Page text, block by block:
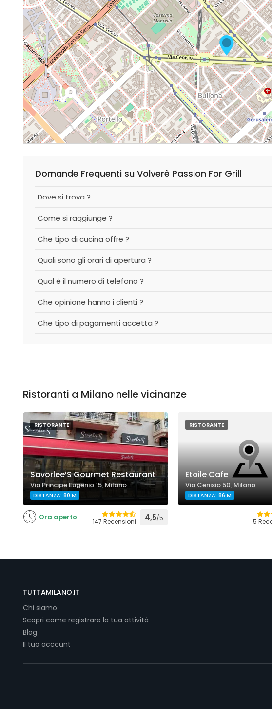
Domande Frequenti su Volverè Passion For Grill
Dove si trova ?
Come si raggiunge ?
Che tipo di cucina offre ?
Quali sono gli orari di apertura ?
Qual è il numero di telefono ?
Che opinione hanno i clienti ?
Che tipo di pagamenti accetta ?
Ristoranti a Milano nelle vicinanze
RISTORANTE
Savorlee’S Gourmet Restaurant
Via Principe Eugenio 15, Milano
DISTANZA: 80 M
Ora aperto 147 Recensioni 4,5/5
RISTORANTE
Etoile Cafe
Via Cenisio 50, Milano
DISTANZA: 86 M
5
TUTTAMILANO.IT
Chi siamo
Scopri come registrare la tua attività
Blog
Il tuo account